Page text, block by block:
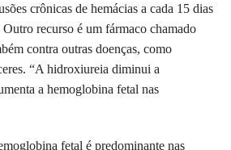
crônicas de hemácias a cada 15 dias
recurso é um fármaco chamado
contra outras doenças, como
“A hidroxiureia diminui a
a hemoglobina fetal nas
fetal é predominante nas